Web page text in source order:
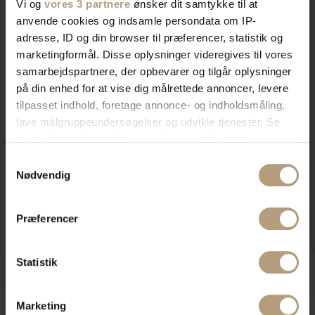
Vi og vores 3 partnere ønsker dit samtykke til at
anvende cookies og indsamle persondata om IP-
adresse, ID og din browser til præferencer, statistik og
marketingformål. Disse oplysninger videregives til vores
samarbejdspartnere, der opbevarer og tilgår oplysninger
på din enhed for at vise dig målrettede annoncer, levere
tilpasset indhold, foretage annonce- og indholdsmåling,
lave målgruppeundersøgelser og udvikle tjenester. Se
tilbage eller ændre indstillinger fra vores
"Cookiedeklaration", eller ved at trykke på "Privacy
Indsamle præcise oplysninger om din placering,
dens unikke karakteristika (fingerprinting)
Nødvendig
Præferencer
Statistik
Marketing